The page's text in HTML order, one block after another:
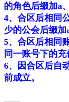
的角色后缀加a
4、合区后相同
少的公会后缀加a
5、合区后相同
同一账号下的充
6、因合区后自
前成立。